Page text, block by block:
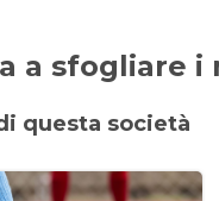
a sfogliare i
questa società